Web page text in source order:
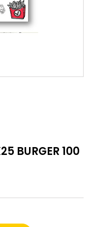
BURGER 100